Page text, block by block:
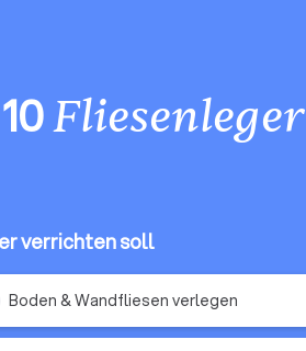
Fliesenleger
verrichten soll
Boden & Wandfliesen verlegen